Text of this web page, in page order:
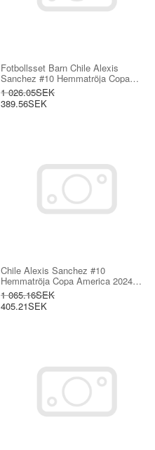
Fotbollsset Barn Chile Alexis
Sanchez #10 Hemmatröja Copa
America 2024 Mini-Kit Kortärmad (+
korta byxor)
1 026.05SEK
389.56SEK
Chile Alexis Sanchez #10
Hemmatröja Copa America 2024
Kortärmad
1 065.16SEK
405.21SEK